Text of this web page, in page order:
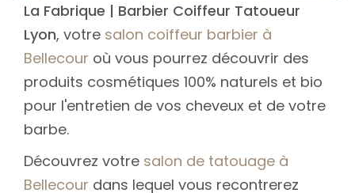
La Fabrique | Barbier Coiffeur Tatoueur
Lyon, votre salon coiffeur barbier à
Bellecour où vous pourrez découvrir des
produits cosmétiques 100% naturels et bio
pour l'entretien de vos cheveux et de votre
barbe.
Découvrez votre salon de tatouage à
Bellecour dans lequel vous recontrerez